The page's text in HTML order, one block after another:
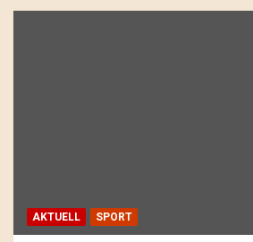
AKTUELL SPORT